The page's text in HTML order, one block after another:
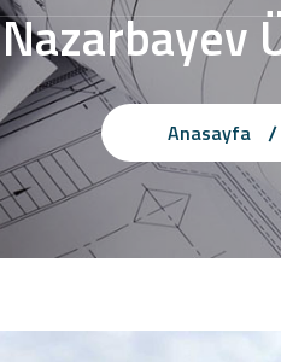
Nazarbayev
Anasayfa